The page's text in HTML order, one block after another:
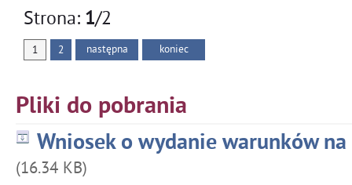
Strona: 1/2
1 2 następna koniec
Pliki do pobrania
Wniosek o wydanie warunków na
(16.34 KB)